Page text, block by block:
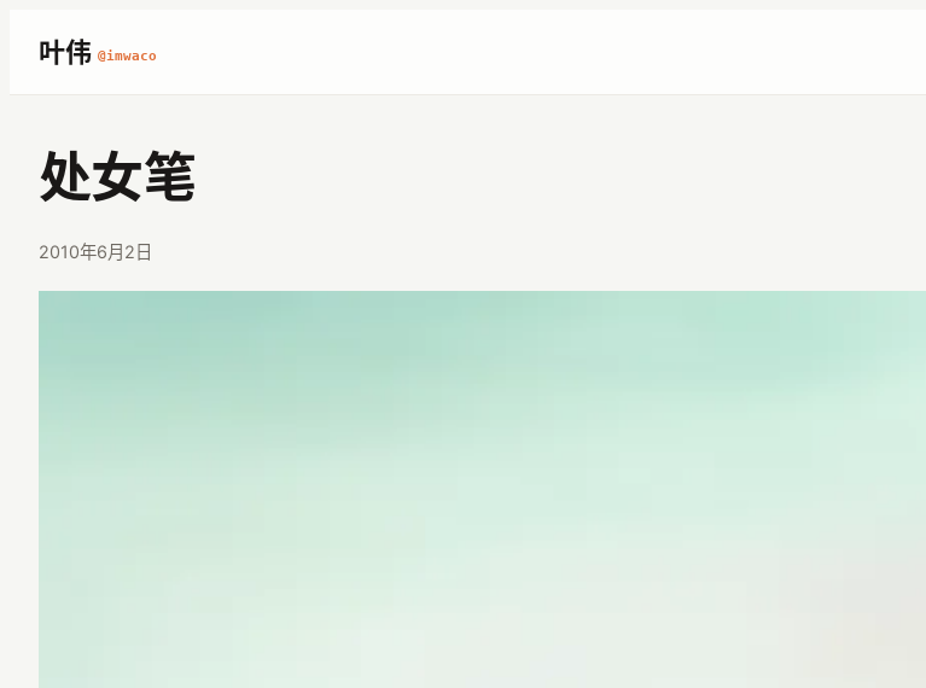
内
叶伟 @imwaco
处女笔
2010年6月2日